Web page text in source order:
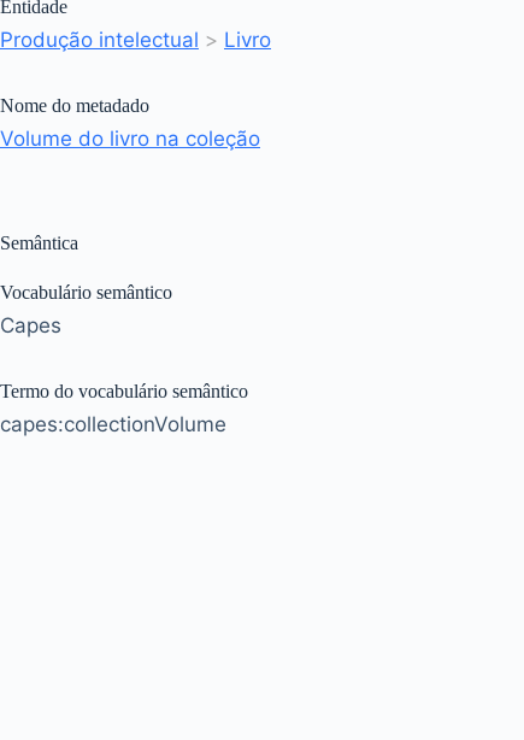
Entidade
Produção intelectual > Livro
Nome do metadado
Volume do livro na coleção
Semântica
Vocabulário semântico
Capes
Termo do vocabulário semântico
capes:collectionVolume